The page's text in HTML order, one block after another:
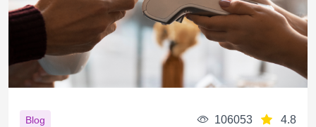
Blog 106053 4.8